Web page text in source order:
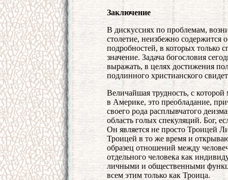
Заключение
В дискуссиях по проблемам,
столетие, неизбежно содержится
подробностей, в которых только
значение. Задача богословия
выражать, в целях достижения
подлинного христианского
Величайшая трудность, с
в Америке, это преобладание,
своего рода расплывчатого
область голых спекуляций. Бог,
Он является не просто Троицей
Троицей в то же время и
образец отношений между
отдельного человека как
личными и общественными
всем этим только как Троица.